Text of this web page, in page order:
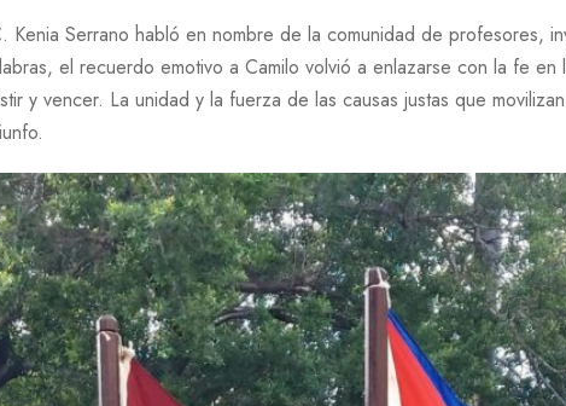
Kenia Serrano habló en nombre de la comunidad de profesores,
el recuerdo emotivo a Camilo volvió a enlazarse con la fe
y vencer. La unidad y la fuerza de las causas justas que